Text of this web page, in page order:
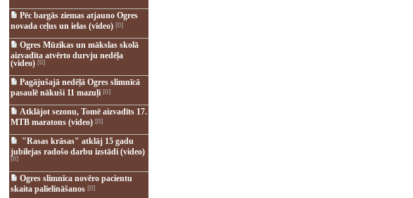
Pēc bargās ziemas atjauno Ogres
novada ceļus un ielas (video)[0]
Ogres Mūzikas un mākslas skolā
aizvadīta atvērto durvju nedēļa
(video)[0]
Pagājušajā nedēļā Ogres slimnīcā
pasaulē nākuši 11 mazuļi[0]
Atklājot sezonu, Tomē aizvadīts 17.
MTB maratons (video)[0]
"Rasas krāsas" atklāj 15 gadu
jubilejas radošo darbu izstādi (video)
[0]
Ogres slimnīca novēro pacientu
skaita palielināšanos [0]